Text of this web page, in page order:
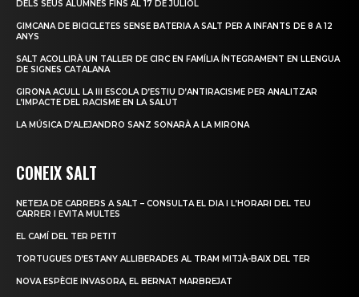
DELS SEUS ALUMNES FINS AL 17 DE JULIOL
GIMCANA DE BICICLETES SENSE BATERIA A SALT PER A INFANTS DE 8 A 12
ANYS
SALT ACOLLIRÀ UN TALLER DE CIRC EN FAMÍLIA ÍNTEGRAMENT EN LLENGUA
DE SIGNES CATALANA
GIRONA ACULL LA III ESCOLA D’ESTIU D’ANTIRACISME PER ANALITZAR
L’IMPACTE DEL RACISME EN LA SALUT
LA MÚSICA D’ALEJANDRO SANZ SONARÀ A LA MIRONA
CONEIX SALT
NETEJA DE CARRERS A SALT – CONSULTA EL DIA I L’HORARI DEL TEU
CARRER I EVITA MULTES
EL CAMÍ DEL TER PETIT
TORTUGUES D’ESTANY ALLIBERADES AL TRAM MITJÀ-BAIX DEL TER
NOVA ESPÈCIE INVASORA, EL BERNAT MARBREJAT